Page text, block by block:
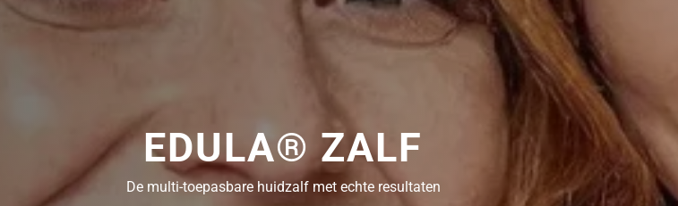
EDULA® ZALF
De multi-toepasbare huidzalf met echte resultaten